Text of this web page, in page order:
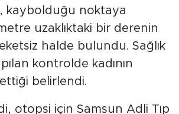
kaybolduğu noktaya
uzaklıktaki bir derenin
halde bulundu. Sağlık
kontrolde kadının
belirlendi.
otopsi için Samsun Adli Tıp